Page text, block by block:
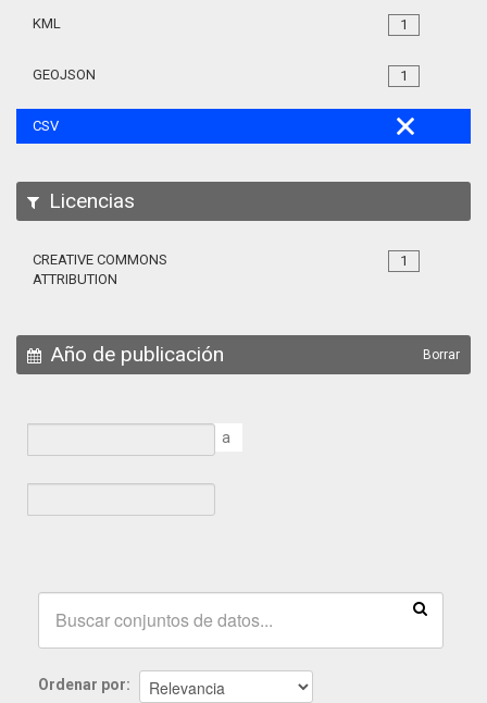
1
KML
1
GEOJSON
CSV
Licencias
1
CREATIVE COMMONS
ATTRIBUTION
Año de publicación Borrar
a
Ordenar por